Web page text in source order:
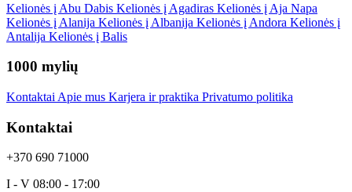
Kelionės į Abu Dabis Kelionės į Agadiras Kelionės į Aja Napa
Kelionės į Alanija Kelionės į Albanija Kelionės į Andora Kelionės į
Antalija Kelionės į Balis
1000 mylių
Kontaktai Apie mus Karjera ir praktika Privatumo politika
Kontaktai
+370 690 71000
I - V 08:00 - 17:00